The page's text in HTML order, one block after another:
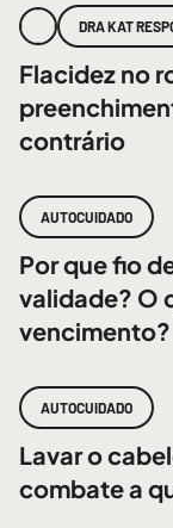
DRA KAT
Flacidez no
contrário
AUTOCUIDADO
Por que fio
validade? O
vencimento?
AUTOCUIDADO
Lavar o
combate a